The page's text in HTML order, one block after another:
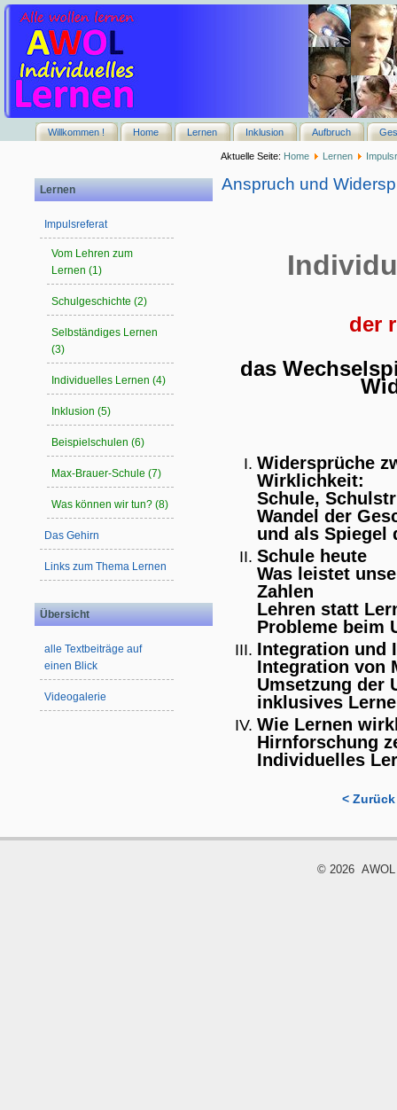
Willkommen ! Home Lernen Inklusion Aufbruch
Aktuelle Seite: Home Lernen
Lernen
Impulsreferat
Vom Lehren zum
Lernen (1)
Schulgeschichte (2)
Selbständiges Lernen
(3)
Individuelles Lernen (4)
Inklusion (5)
Beispielschulen (6)
Max-Brauer-Schule (7)
Was können wir tun? (8)
Das Gehirn
Links zum Thema Lernen
Übersicht
alle Textbeiträge auf
einen Blick
Videogalerie
Anspruch und
der
das
Widersprüche
Wirklichkeit:
Schule,
Wandel der
und als Spiegel
Schule heute
Was leistet
Zahlen
Lehren statt
Probleme beim
Integration und
Integration von
Umsetzung der
inklusives
Wie Lernen
Hirnforschung
Individuelles
< Zurück
© 2026 AWOL